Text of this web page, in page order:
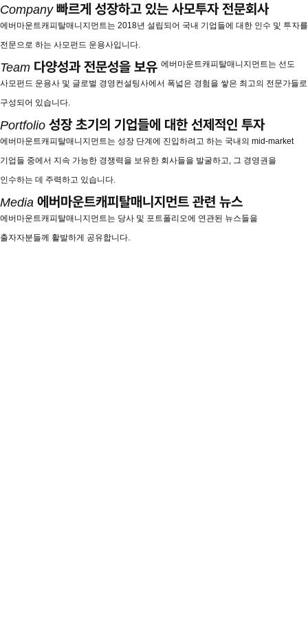
Company 빠르게 성장하고 있는 사모투자 전문회사
에버마운트캐피탈매니지먼트는 2018년 설립되어 국내 기업들에 대한 인수 및 투자를
전문으로 하는 사모펀드 운용사입니다.
Team 다양성과 전문성을 보유 에버마운트캐피탈매니지먼트는 선도
사모펀드 운용사 및 글로벌 경영컨설팅사에서 폭넓은 경험을 쌓은 최고의 전문가들로
구성되어 있습니다.
Portfolio 성장 초기의 기업들에 대한 선제적인 투자
에버마운트캐피탈매니지먼트는 성장 단계에 진입하려고 하는 국내의 mid-market
기업들 중에서 지속 가능한 경쟁력을 보유한 회사들을 발굴하고, 그 경영권을
인수하는 데 주력하고 있습니다.
Media 에버마운트캐피탈매니지먼트 관련 뉴스
에버마운트캐피탈매니지먼트는 당사 및 포트폴리오에 연관된 뉴스들을
출자자분들께 활발하게 공유합니다.